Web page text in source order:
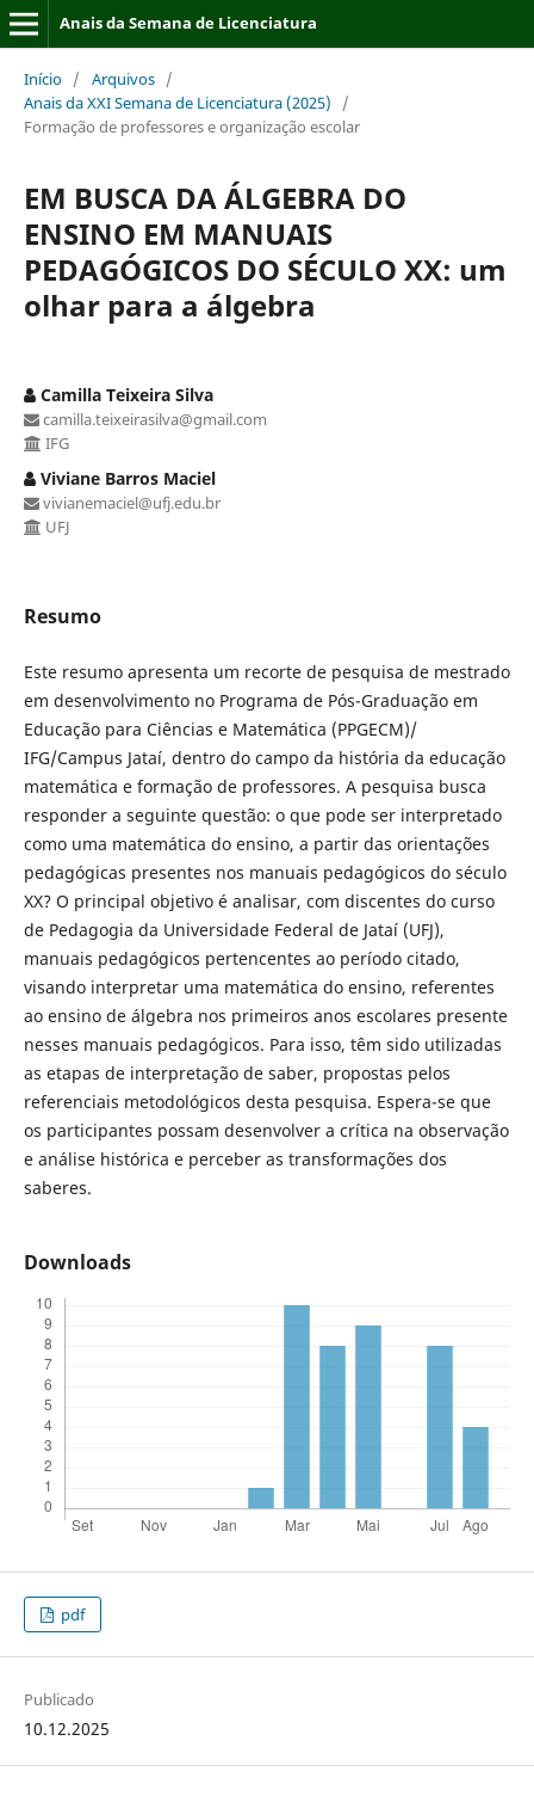
Anais da Semana de Licenciatura
Início / Arquivos /
Anais da XXI Semana de Licenciatura (2025)
/
Formação de professores e organização escolar
EM BUSCA DA ÁLGEBRA DO
ENSINO EM MANUAIS
PEDAGÓGICOS DO SÉCULO XX: um
olhar para a álgebra
Camilla Teixeira Silva
camilla.teixeirasilva@gmail.com
IFG
Viviane Barros Maciel
vivianemaciel@ufj.edu.br
UFJ
Resumo
Este resumo apresenta um recorte de pesquisa de mestrado
em desenvolvimento no Programa de Pós-Graduação em
Educação para Ciências e Matemática (PPGECM)/
IFG/Campus Jataí, dentro do campo da história da educação
matemática e formação de professores. A pesquisa busca
responder a seguinte questão: o que pode ser interpretado
como uma matemática do ensino, a partir das orientações
pedagógicas presentes nos manuais pedagógicos do século
XX? O principal objetivo é analisar, com discentes do curso
de Pedagogia da Universidade Federal de Jataí (UFJ),
manuais pedagógicos pertencentes ao período citado,
visando interpretar uma matemática do ensino, referentes
ao ensino de álgebra nos primeiros anos escolares presente
nesses manuais pedagógicos. Para isso, têm sido utilizadas
as etapas de interpretação de saber, propostas pelos
referenciais metodológicos desta pesquisa. Espera-se que
os participantes possam desenvolver a crítica na observação
e análise histórica e perceber as transformações dos
saberes.
Downloads
pdf
Publicado
10.12.2025